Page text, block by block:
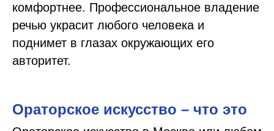
комфортнее. Профессиональное владение
речью украсит любого человека и
поднимет в глазах окружающих его
авторитет.
Ораторское искусство – что это